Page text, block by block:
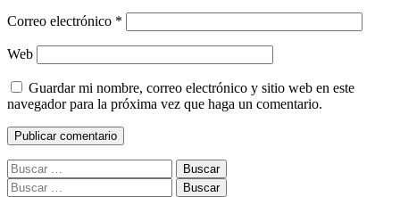
Correo electrónico *
Web
Guardar mi nombre, correo electrónico y sitio web en este
navegador para la próxima vez que haga un comentario.
Buscar:
Buscar: